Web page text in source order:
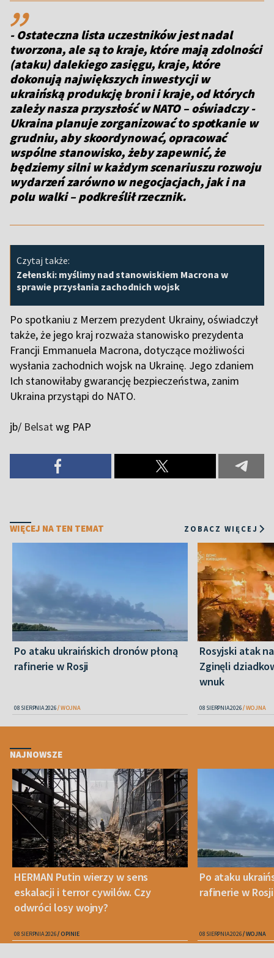
- Ostateczna lista uczestników jest nadal
tworzona, ale są to kraje, które mają zdolności
(ataku) dalekiego zasięgu, kraje, które
dokonują największych inwestycji w
ukraińską produkcję broni i kraje, od których
zależy nasza przyszłość w NATO – oświadczy -
Ukraina planuje zorganizować to spotkanie w
grudniu, aby skoordynować, opracować
wspólne stanowisko, żeby zapewnić, że
będziemy silni w każdym scenariuszu rozwoju
wydarzeń zarówno w negocjacjach, jak i na
polu walki – podkreślił rzecznik.
Czytaj także:
Zełenski: myślimy nad stanowiskiem Macrona w
sprawie przysłania zachodnich wojsk
Po spotkaniu z Merzem prezydent Ukrainy, oświadczył
także, że jego kraj rozważa stanowisko prezydenta
Francji Emmanuela Macrona, dotyczące możliwości
wysłania zachodnich wojsk na Ukrainę. Jego zdaniem
Ich stanowiłaby gwarancję bezpieczeństwa, zanim
Ukraina przystąpi do NATO.
jb/ Belsatwg PAP
WIĘCEJ NA TEN TEMAT ZOBACZ WIĘCEJ
Po ataku ukraińskich dronów płoną
rafinerie w Rosji
08 SIERPNIA 2026 WOJNA
Rosyjski atak
Zginęli
wnuk
08 SIERPNIA 2026 WOJNA
NAJNOWSZE
HERMAN Putin wierzy w sens
eskalacji i terror cywilów. Czy
odwróci losy wojny?
08 SIERPNIA 2026 OPINIE
Po ataku
rafinerie w Rosji
08 SIERPNIA 2026 WOJNA